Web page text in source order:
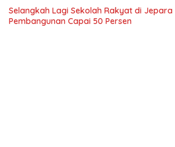
Selangkah Lagi Sekolah Rakyat di Jepara
Pembangunan Capai 50 Persen